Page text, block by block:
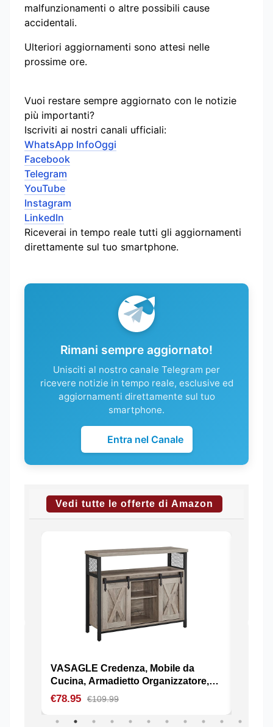
malfunzionamenti o altre possibili cause
accidentali.
Ulteriori aggiornamenti sono attesi nelle
prossime ore.
Vuoi restare sempre aggiornato con le notizie
più importanti?
Iscriviti ai nostri canali ufficiali:
WhatsApp InfoOggi
Facebook
Telegram
YouTube
Instagram
LinkedIn
Riceverai in tempo reale tutti gli aggiornamenti
direttamente sul tuo smartphone.
Rimani sempre aggiornato!
Unisciti al nostro canale Telegram per
ricevere notizie in tempo reale, esclusive ed
aggiornamenti direttamente sul tuo
smartphone.
Entra nel Canale